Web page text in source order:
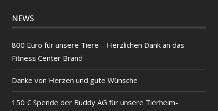
NEWS
800 Euro für unsere Tiere – Herzlichen Dank an das
Fitness Center Brand
Danke von Herzen und gute Wünsche
150 € Spende der Buddy AG für unsere Tierheim-